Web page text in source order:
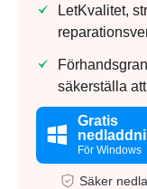
LetKvalitet,
säkerställa
Gratis
För Windows
Säker